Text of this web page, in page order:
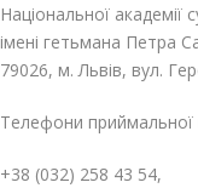
Національної академії
імені гетьмана Петра
79026, м. Львів, вул.
Телефони приймальної
+38 (032) 258 43 54,